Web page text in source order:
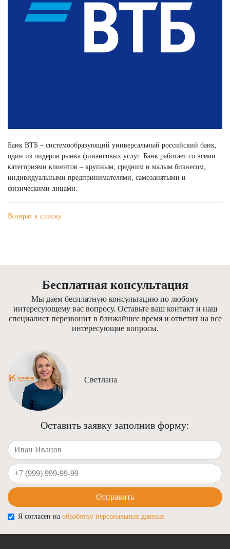
Банк ВТБ – системообразующий универсальный российский банк,
один из лидеров рынка финансовых услуг. Банк работает со всеми
категориями клиентов – крупным, средним и малым бизнесом,
индивидуальными предпринимателями, самозанятыми и
физическими лицами.
Возврат к списку
Бесплатная консультация
Мы даем бесплатную консультацию по любому
интересующему вас вопросу. Оставьте ваш контакт и наш
специалист перезвонит в ближайшее время и ответит на все
интересующие вопросы.
Светлана
Оставить заявку заполнив форму:
Ваше имя
Ваш телефон
Отправить
Я согласен на обработку персональных данных